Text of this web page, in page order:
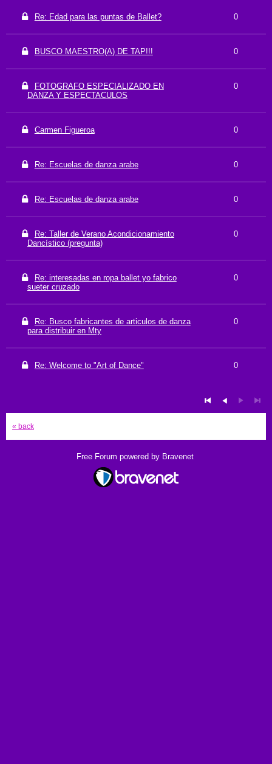
Re: Edad para las puntas de Ballet? 0
BUSCO MAESTRO(A) DE TAP!!! 0
FOTOGRAFO ESPECIALIZADO EN
DANZA Y ESPECTACULOS
0
Carmen Figueroa 0
Re: Escuelas de danza arabe 0
Re: Escuelas de danza arabe 0
Re: Taller de Verano Acondicionamiento
Dancístico (pregunta)
0
Re: interesadas en ropa ballet yo fabrico
sueter cruzado
0
Re: Busco fabricantes de articulos de danza
para distribuir en Mty
0
Re: Welcome to "Art of Dance" 0
« back
Free Forum powered by Bravenet